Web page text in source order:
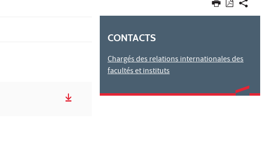
CONTACTS
Chargés des relations internationales des
facultés et instituts